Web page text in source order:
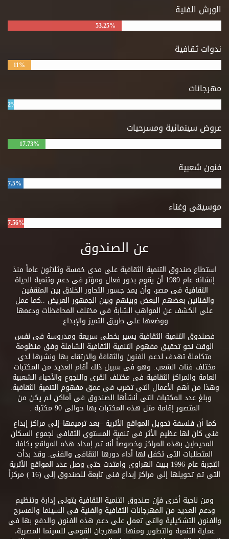
الورش الفنية
53.25%
ندوات ثقافية
11%
مهرجانات
2%
عروض سينمائية ومسرحيات
17.73%
فنون شعبية
7.5%
موسيقى وغناء
7.56%
عن الصندوق
استطاع صندوق التنمية الثقافية على مدى خمسة وثلاثون عاماً منذ
إنشائه عام 1989 أن يقوم بدور فعال ومؤثر فى دعم وتنمية الحياة
الثقافية فى مصر، وأن يمد جسور التحاور الخلاق بين المثقفين
والفنانين بعضهم البعض وبينهم وبين الجمهور العريض ..كما عمل
على الكشف عن المواهب الشابة فى مختلف المحافظات ودعمها
ووضعها على طريق التميز والإبداع.
فصندوق التنمية الثقافية يسير بخطى سريعة ومدروسة فى نفس
الوقت نحو تحقيق مفهوم التنمية الثقافية الشاملة وفق منظومة
متكاملة تهدف لدعم الفنون والثقافة والارتقاء بها ونشرها لدى
مختلف فئات الشعب. وهو فى سبيل ذلك أقام العديد من المكتبات
العامة والمراكز الثقافية فى مختلف القرى والنجوع والأحياء الشعبية
وهذا من أهم الأعمال التى تضرب فى عمق مفهوم التنمية الثقافية.
وبلغ عدد المكتبات التى أنشأها الصندوق فى أماكن لم يكن من
المتصور إقامة مثل هذه المكتبات بها حوالى 90 مكتبة .
كما أن فلسفة تحويل المواقع الأثرية –بعد ترميمها–إلى مراكز إبداع
فنى كان لها عظيم الأثر فى تنمية المستوى الثقافى لجموع السكان
المحيطين بهذه المراكز وخصوصاً أنه تم إمداد هذه المواقع بكافة
المتطلبات التى تكفل لها أداء دورها الثقافى والفنى. وقد بدأت
التجربة عام 1996 ببيت الهراوى وامتدت حتى وصل عدد المواقع الأثرية
التى تم تحويلها إلى مراكز إبداع فنى تابعة للصندوق إلى (16 ) مركزاً
.. .
ومن ناحية أخرى فإن صندوق التنمية الثقافية يتولى إدارة وتنظيم
ودعم العديد من المهرجانات الثقافية والفنية فى السينما والمسرح
والفنون التشكيلية والتى تعمل على دعم هذه الفنون والدفع بها فى
عملية التنمية والتطوير ومنها: المهرجان القومى للسينما المصرية،